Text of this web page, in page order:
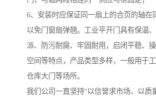
6、安装时应保证同一扇上的合页的轴在
以免门窗扇弹翘。工业平开门具有保温
派、防污耐腐、牢固耐用，启闭平稳、
空间等特点，产品类型多样，一般用于工
仓库大门等场所。
我们公司一直坚持“以信誉求市场、以质